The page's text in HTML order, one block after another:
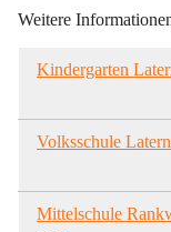
Weitere
Kindergarten
Volksschule
Mittelschule